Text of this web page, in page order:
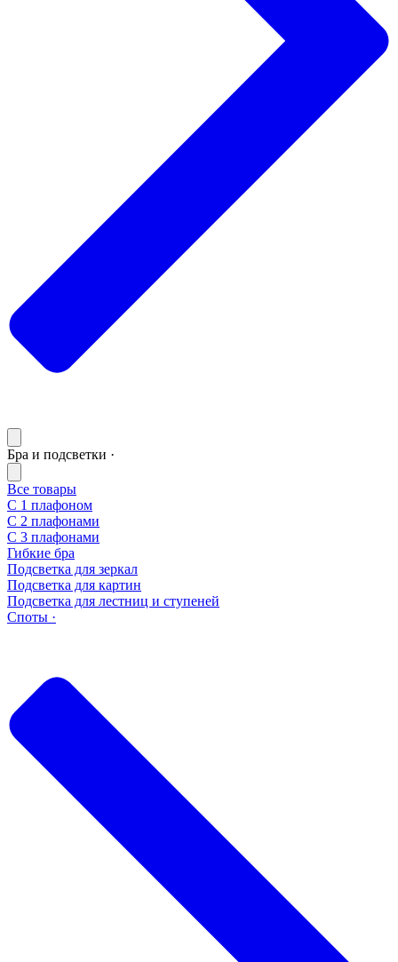
Бра и подсветки ·
Все товары
С 1 плафоном
С 2 плафонами
С 3 плафонами
Гибкие бра
Подсветка для зеркал
Подсветка для картин
Подсветка для лестниц и ступеней
Споты ·